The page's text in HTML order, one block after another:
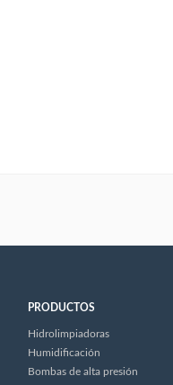
PRODUCTOS
Hidrolimpiadoras
Humidificación
Bombas de alta presión